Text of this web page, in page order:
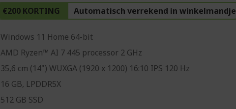
€200 KORTING Automatisch verrekend in winkelmandje
Windows 11 Home 64-bit
AMD Ryzen™ AI 7 445 processor 2 GHz
35,6 cm (14") WUXGA (1920 x 1200) 16:10 IPS 120 Hz
16 GB, LPDDR5X
512 GB SSD